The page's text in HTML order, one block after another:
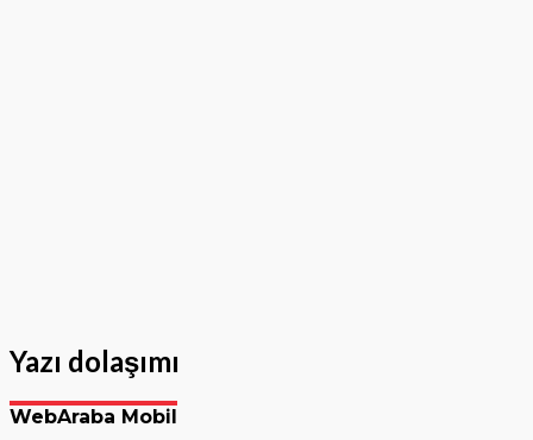
Yazı dolaşımı
WebAraba Mobil